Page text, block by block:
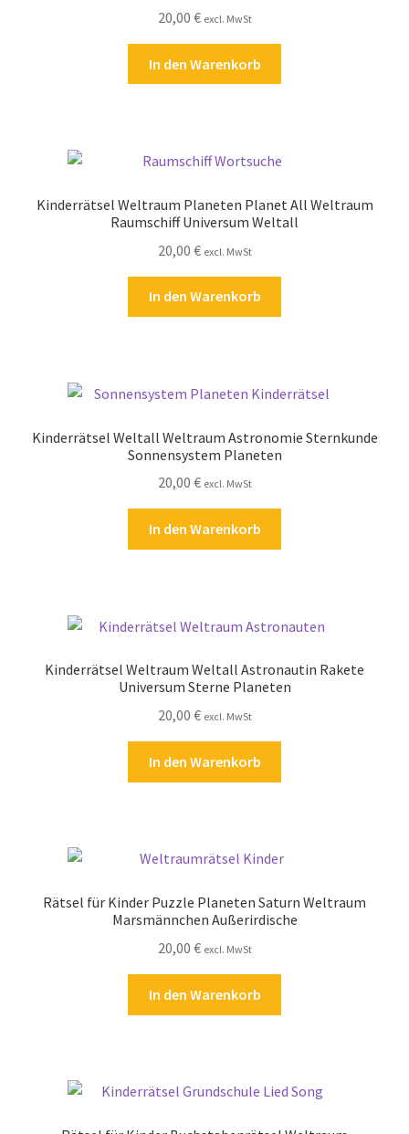
20,00 € excl. MwSt
In den Warenkorb
Kinderrätsel Weltraum Planeten Planet All Weltraum
Raumschiff Universum Weltall
20,00 € excl. MwSt
In den Warenkorb
Kinderrätsel Weltall Weltraum Astronomie Sternkunde
Sonnensystem Planeten
20,00 € excl. MwSt
In den Warenkorb
Kinderrätsel Weltraum Weltall Astronautin Rakete
Universum Sterne Planeten
20,00 € excl. MwSt
In den Warenkorb
Rätsel für Kinder Puzzle Planeten Saturn Weltraum
Marsmännchen Außerirdische
20,00 € excl. MwSt
In den Warenkorb